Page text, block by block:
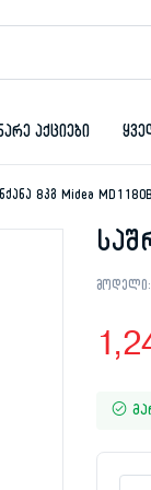
აქციები
8კგ Midea
მოდელი: